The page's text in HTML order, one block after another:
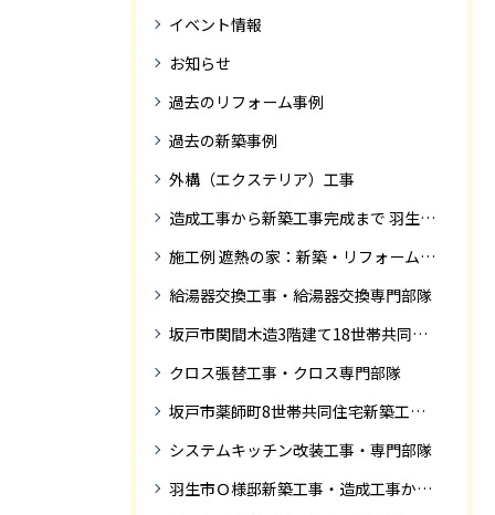
イベント情報
お知らせ
過去のリフォーム事例
過去の新築事例
外構（エクステリア）工事
造成工事から新築工事完成まで 羽生市Ｓ様邸新築工事・
施工例 遮熱の家：新築・リフォーム ドローンにて空撮
給湯器交換工事・給湯器交換専門部隊
坂戸市関間木造3階建て18世帯共同住宅の完成迄紹介
クロス張替工事・クロス専門部隊
坂戸市薬師町8世帯共同住宅新築工事完成迄の紹介です
システムキッチン改装工事・専門部隊
羽生市Ｏ様邸新築工事・造成工事から住宅完成までの紹介